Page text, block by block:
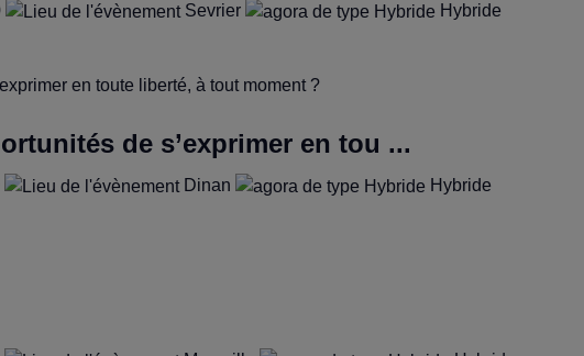
Sevrier Hybride
de s’exprimer en tou ...
Dinan Hybride